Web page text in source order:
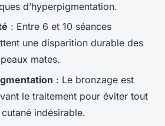
d’hyperpigmentation.
: Entre 6 et 10 séances
une disparition durable des
mates.
: Le bronzage est
le traitement pour éviter tout
indésirable.